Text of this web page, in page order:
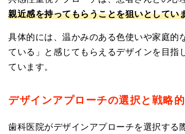
親近感を持ってもらうことを狙いとしてい
具体的には、温かみのある色使いや家庭
ている」と感じてもらえるデザインを目
ています。
デザインアプローチの選択と戦略
歯科医院がデザインアプローチを選択す